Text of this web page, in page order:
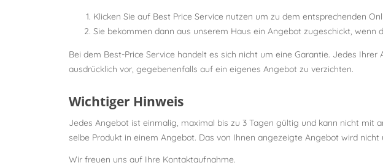
Klicken Sie auf Best Price Service nutzen um zu dem entsprechenden
Sie bekommen dann aus unserem Haus ein Angebot zugeschickt,
Bei dem Best-Price Service handelt es sich nicht um eine Garantie. Jedes
ausdrücklich vor, gegebenenfalls auf ein eigenes Angebot zu verzichten.
Wichtiger Hinweis
Jedes Angebot ist einmalig, maximal bis zu 3 Tagen gültig und kann nicht mit
selbe Produkt in einem Angebot. Das von Ihnen angezeigte Angebot wird
Wir freuen uns auf Ihre Kontaktaufnahme.